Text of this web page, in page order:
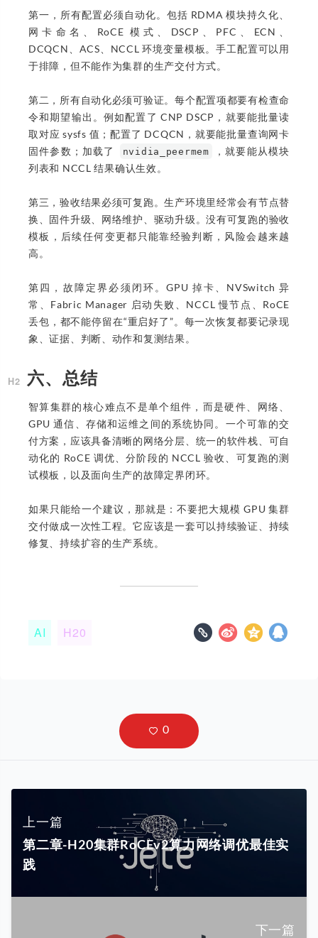
第一，所有配置必须自动化。包括 RDMA 模块持久化、
网卡命名、RoCE 模式、DSCP、PFC、ECN、
DCQCN、ACS、NCCL 环境变量模板。手工配置可以用
于排障，但不能作为集群的生产交付方式。
第二，所有自动化必须可验证。每个配置项都要有检查命
令和期望输出。例如配置了 CNP DSCP，就要能批量读
取对应 sysfs 值；配置了 DCQCN，就要能批量查询网卡
固件参数；加载了
nvidia_peermem
，就要能从模块
列表和 NCCL 结果确认生效。
第三，验收结果必须可复跑。生产环境里经常会有节点替
换、固件升级、网络维护、驱动升级。没有可复跑的验收
模板，后续任何变更都只能靠经验判断，风险会越来越
高。
第四，故障定界必须闭环。GPU 掉卡、NVSwitch 异
常、Fabric Manager 启动失败、NCCL 慢节点、RoCE
丢包，都不能停留在“重启好了”。每一次恢复都要记录现
象、证据、判断、动作和复测结果。
六、总结
智算集群的核心难点不是单个组件，而是硬件、网络、
GPU 通信、存储和运维之间的系统协同。一个可靠的交
付方案，应该具备清晰的网络分层、统一的软件栈、可自
动化的 RoCE 调优、分阶段的 NCCL 验收、可复跑的测
试模板，以及面向生产的故障定界闭环。
如果只能给一个建议，那就是：不要把大规模 GPU 集群
交付做成一次性工程。它应该是一套可以持续验证、持续
修复、持续扩容的生产系统。
AI H20
上一篇
第二章-H20集群RoCEv2算力网络调优最佳实
践
下一篇